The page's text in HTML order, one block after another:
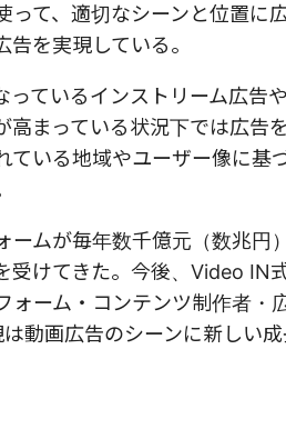
って、適切なシーンと位置に
を実現している。
ているインストリーム広告
まっている状況下では広告
いる地域やユーザー像に基
ームが毎年数千億元（数兆円
受けてきた。今後、Video IN
ーム・コンテンツ制作者・
動画広告のシーンに新しい